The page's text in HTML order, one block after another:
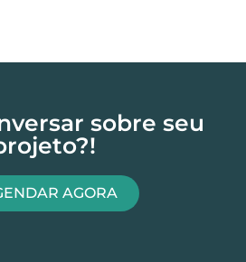
sobre seu
AGORA